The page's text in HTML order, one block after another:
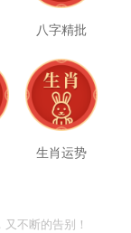
八字精批
生肖运势
不断的告别！